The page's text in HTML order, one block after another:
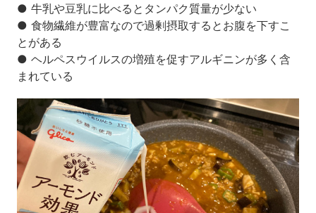
● 牛乳や豆乳に比べるとタンパク質量が少ない
● 食物繊維が豊富なので過剰摂取するとお腹を下すこ
とがある
● ヘルペスウイルスの増殖を促すアルギニンが多く含
まれている